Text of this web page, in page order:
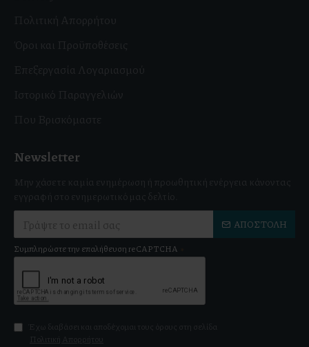
Πολιτική Απορρήτου
Όροι και Προϋποθέσεις
Επεξεργασία Λογαριασμού
Ιστορικό Παραγγελιών
Που Βρισκόμαστε
Newsletter
Μην χάσετε καμία ενημέρωση ή προωθητική ενέργεια κάνοντας
εγγραφή στο ενημερωτικό μας δελτίο.
ΑΠΟΣΤΟΛΉ
Συμπληρώστε την επαλήθευση reCAPTCHA
Έχω διαβάσει και αποδέχομαι τους όρους στη σελίδα
Πολιτική Απορρήτου